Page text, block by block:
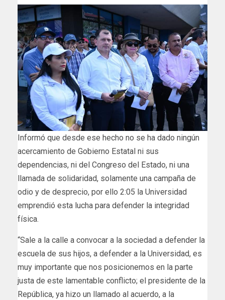
Informó que desde ese hecho no se ha dado ningún
acercamiento de Gobierno Estatal ni sus
dependencias, ni del Congreso del Estado, ni una
llamada de solidaridad, solamente una campaña de
odio y de desprecio, por ello 2:05 la Universidad
emprendió esta lucha para defender la integridad
física.
“Sale a la calle a convocar a la sociedad a defender la
escuela de sus hijos, a defender a la Universidad, es
muy importante que nos posicionemos en la parte
justa de este lamentable conflicto; el presidente de la
República, ya hizo un llamado al acuerdo, a la